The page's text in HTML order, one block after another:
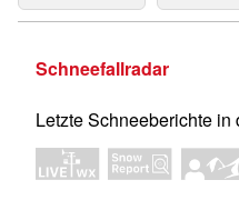
Schneefallradar
Letzte Schneeberichte